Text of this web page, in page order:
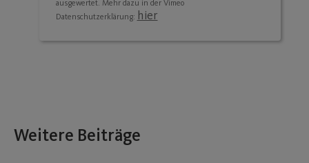
ausgewertet. Mehr dazu in der Vimeo
Datenschutzerklärung: hier
Weitere Beiträge